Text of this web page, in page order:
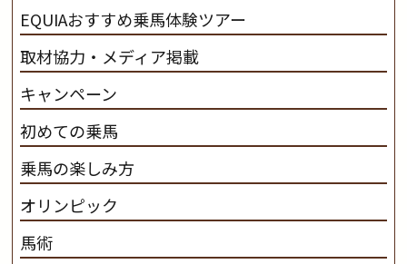
EQUIAおすすめ乗馬体験ツアー
取材協力・メディア掲載
キャンペーン
初めての乗馬
乗馬の楽しみ方
オリンピック
馬術